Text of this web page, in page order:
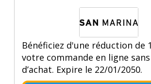
Bénéficiez d'une réduction de
votre commande en ligne
d’achat. Expire le 22/01/2050.